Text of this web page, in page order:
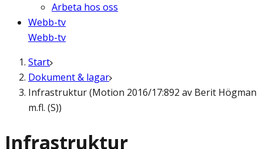
Arbeta hos oss
Webb-tv
Webb-tv
Start
Dokument & lagar
Infrastruktur (Motion 2016/17:892 av Berit Högman
m.fl. (S))
Infrastruktur